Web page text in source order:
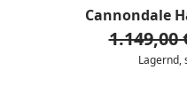
Cannondale
1.149,00
Lagernd,